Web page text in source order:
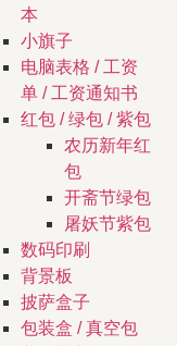
本
小旗子
电脑表格 / 工资
单 / 工资通知书
红包 / 绿包 / 紫包
农历新年红
包
开斋节绿包
屠妖节紫包
数码印刷
背景板
披萨盒子
包装盒 / 真空包